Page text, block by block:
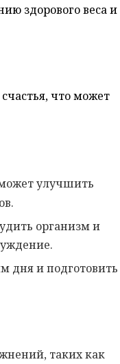
здорового веса и
что может
улучшить
организм и
дня и подготовить
таких как